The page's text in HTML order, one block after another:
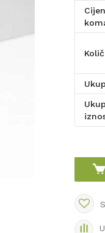
Cijena za
Ukupni